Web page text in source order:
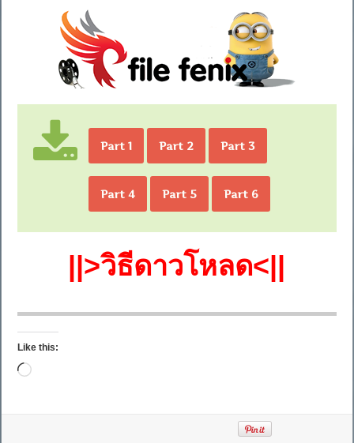
Part 1 Part 2 Part 3
Part 4 Part 5 Part 6
||>วิธีดาวโหลด<||
Like this:
Loading…